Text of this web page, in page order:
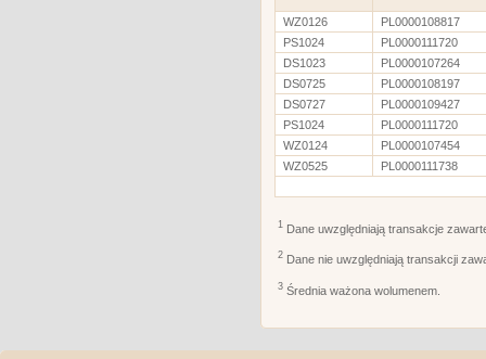
WZ0126
PL0000108817
PS1024
PL0000111720
DS1023
PL0000107264
DS0725
PL0000108197
DS0727
PL0000109427
PS1024
PL0000111720
WZ0124
PL0000107454
WZ0525
PL0000111738
1 Dane uwzględniają transakcje
2 Dane nie uwzględniają transakcji
3 Średnia ważona wolumenem.